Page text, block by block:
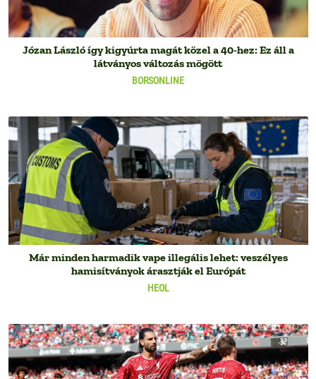
BORSONLINE
Józan László így kigyúrta magát közel a 40-hez: Ez áll a
látványos változás mögött
HEOL
Már minden harmadik vape illegális lehet: veszélyes
hamisítványok árasztják el Európát